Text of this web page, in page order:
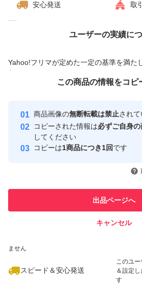
安心発送 取
ユーザーの実績に
Yahoo!フリマが定めた一定の基準を満た
付与しています
安心取引出品者
心・安全
取引実績
引を完
での取引
ません
スピード＆安心発送
このユ
＆設定
す
価格の相談
この商品の情報をコピ
商品画像の無断転載は禁止され
コピーされた情報は必ずご自身
してください
コピーは1商品につき1回です
出品ページへ
キャンセル
この商品をみている人にオススメ